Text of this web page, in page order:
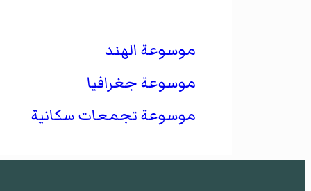
موسوعة الهند
موسوعة جغرافيا
موسوعة تجمعات سكانية